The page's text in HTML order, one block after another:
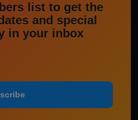
list to get the
and special
in your inbox